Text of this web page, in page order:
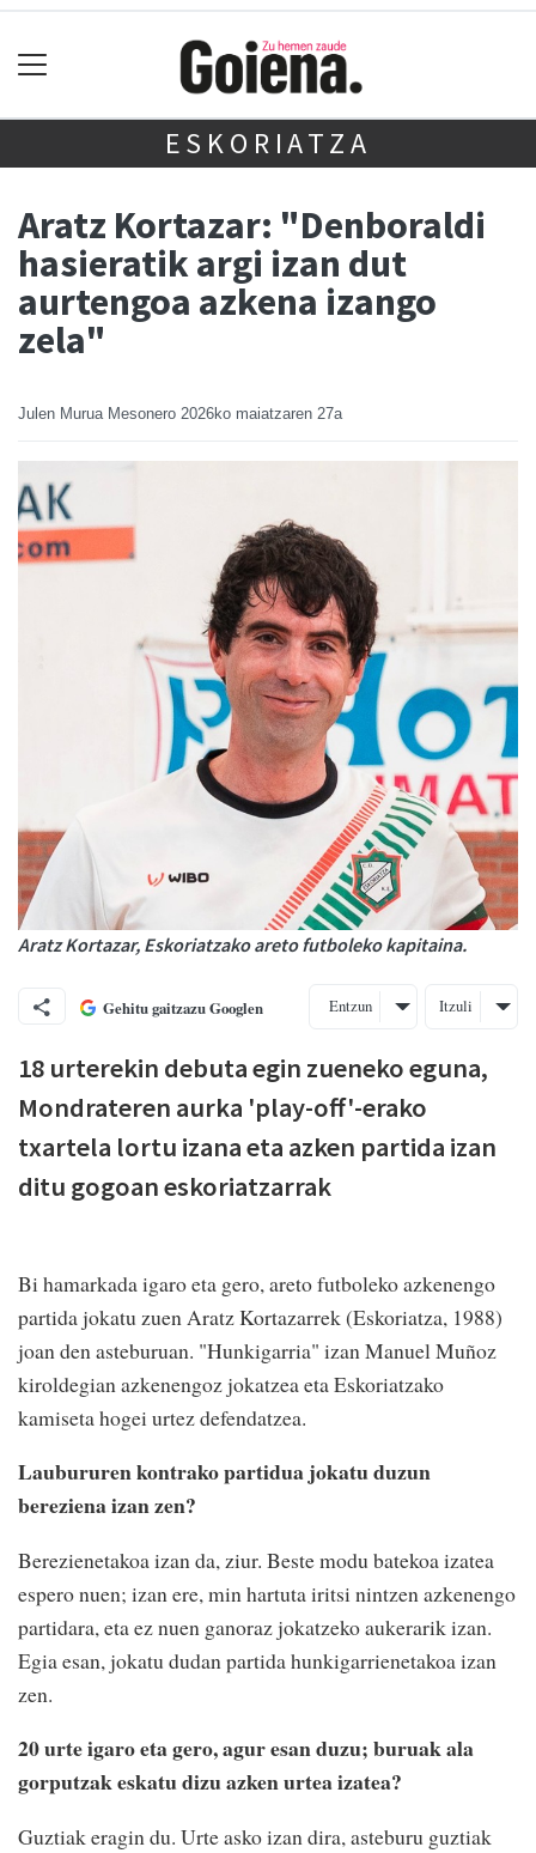
ESKORIATZA
Aratz Kortazar: "Denboraldi
hasieratik argi izan dut
aurtengoa azkena izango
zela"
Julen Murua Mesonero 2026ko maiatzaren 27a
Aratz Kortazar, Eskoriatzako areto futboleko kapitaina.
Gehitu gaitzazu Googlen Entzun Itzuli
18 urterekin debuta egin zueneko eguna,
Mondrateren aurka 'play-off'-erako
txartela lortu izana eta azken partida izan
ditu gogoan eskoriatzarrak
Bi hamarkada igaro eta gero, areto futboleko azkenengo
partida jokatu zuen Aratz Kortazarrek (Eskoriatza, 1988)
joan den asteburuan. "Hunkigarria" izan Manuel Muñoz
kiroldegian azkenengoz jokatzea eta Eskoriatzako
kamiseta hogei urtez defendatzea.
Laubururen kontrako partidua jokatu duzun
bereziena izan zen?
Berezienetakoa izan da, ziur. Beste modu batekoa izatea
espero nuen; izan ere, min hartuta iritsi nintzen azkenengo
partidara, eta ez nuen ganoraz jokatzeko aukerarik izan.
Egia esan, jokatu dudan partida hunkigarrienetakoa izan
zen.
20 urte igaro eta gero, agur esan duzu; buruak ala
gorputzak eskatu dizu azken urtea izatea?
Guztiak eragin du. Urte asko izan dira, asteburu guztiak